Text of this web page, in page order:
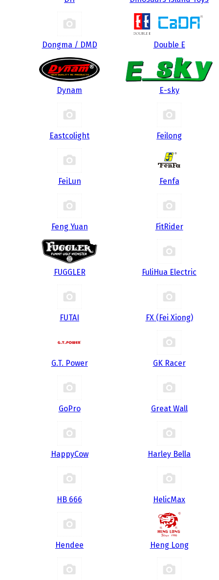
Dongma / DMD Double E
Dynam E-sky
Eastcolight Feilong
FeiLun Fenfa
Feng Yuan FitRider
FUGGLER FuliHua Electric
FUTAI FX (Fei Xiong)
G.T. Power GK Racer
GoPro Great Wall
HappyCow Harley Bella
HB 666 HelicMax
Hendee Heng Long